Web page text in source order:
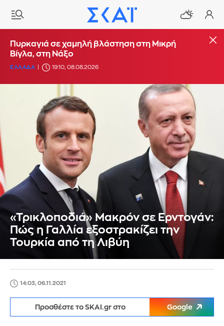
Πυρκαγιά σε χαμηλή βλάστηση στη Μικρή
Βίγλα, στη Νάξο
ΕΛΛΑΔΑ 19:10, 08.08.2026
«Τρικλοποδιά» Μακρόν σε Ερντογάν:
Πώς η Γαλλία εξοστρακίζει την
Τουρκία από τη Λιβύη
14:03, 06.11.2021
Προσθέστε το SKAI.gr στο Google